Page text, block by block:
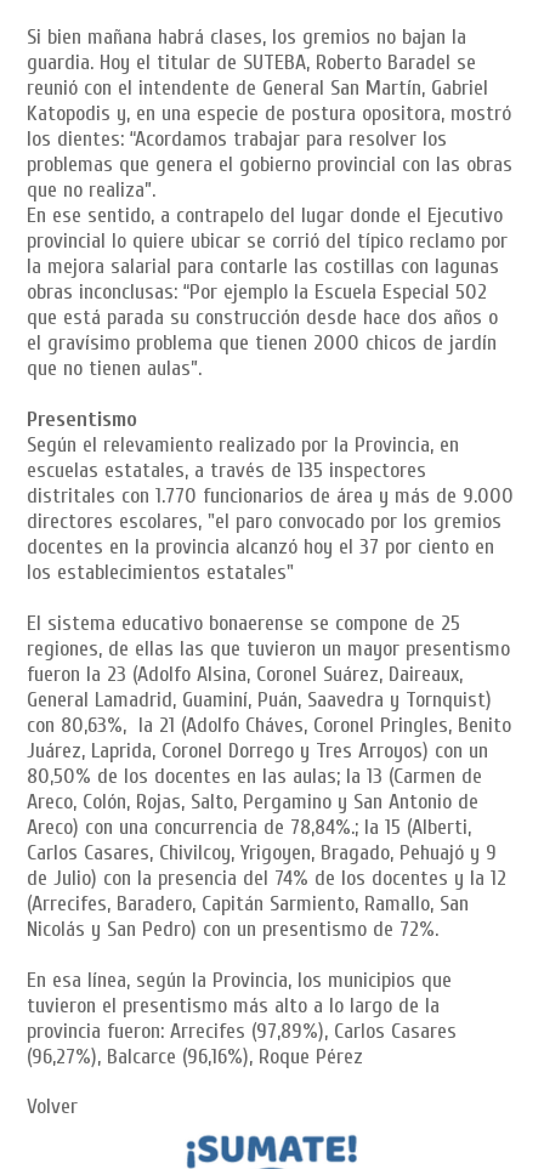
Si bien mañana habrá clases, los gremios no bajan la
guardia. Hoy el titular de SUTEBA, Roberto Baradel se
reunió con el intendente de General San Martín, Gabriel
Katopodis y, en una especie de postura opositora, mostró
los dientes: “Acordamos trabajar para resolver los
problemas que genera el gobierno provincial con las obras
que no realiza”.
En ese sentido, a contrapelo del lugar donde el Ejecutivo
provincial lo quiere ubicar se corrió del típico reclamo por
la mejora salarial para contarle las costillas con lagunas
obras inconclusas: “Por ejemplo la Escuela Especial 502
que está parada su construcción desde hace dos años o
el gravísimo problema que tienen 2000 chicos de jardín
que no tienen aulas”.
Presentismo
Según el relevamiento realizado por la Provincia, en
escuelas estatales, a través de 135 inspectores
distritales con 1.770 funcionarios de área y más de 9.000
directores escolares, "el paro convocado por los gremios
docentes en la provincia alcanzó hoy el 37 por ciento en
los establecimientos estatales"
El sistema educativo bonaerense se compone de 25
regiones, de ellas las que tuvieron un mayor presentismo
fueron la 23 (Adolfo Alsina, Coronel Suárez, Daireaux,
General Lamadrid, Guaminí, Puán, Saavedra y Tornquist)
con 80,63%, la 21 (Adolfo Cháves, Coronel Pringles, Benito
Juárez, Laprida, Coronel Dorrego y Tres Arroyos) con un
80,50% de los docentes en las aulas; la 13 (Carmen de
Areco, Colón, Rojas, Salto, Pergamino y San Antonio de
Areco) con una concurrencia de 78,84%.; la 15 (Alberti,
Carlos Casares, Chivilcoy, Yrigoyen, Bragado, Pehuajó y 9
de Julio) con la presencia del 74% de los docentes y la 12
(Arrecifes, Baradero, Capitán Sarmiento, Ramallo, San
Nicolás y San Pedro) con un presentismo de 72%.
En esa línea, según la Provincia, los municipios que
tuvieron el presentismo más alto a lo largo de la
provincia fueron: Arrecifes (97,89%), Carlos Casares
(96,27%), Balcarce (96,16%), Roque Pérez
Volver